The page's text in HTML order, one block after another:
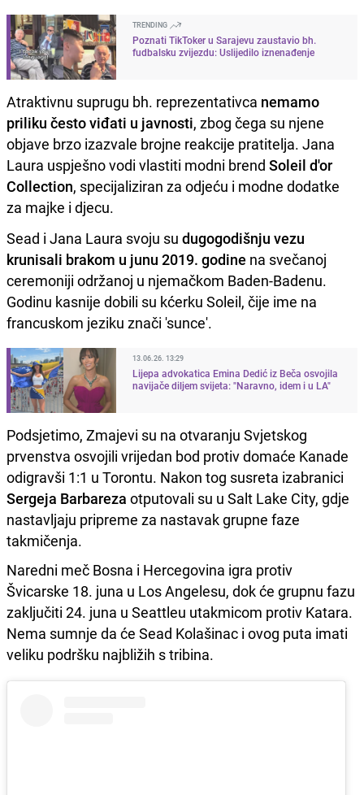
TRENDING
Poznati TikToker u Sarajevu zaustavio bh.
fudbalsku zvijezdu: Uslijedilo iznenađenje
Atraktivnu suprugu bh. reprezentativca nemamo
priliku često viđati u javnosti, zbog čega su njene
objave brzo izazvale brojne reakcije pratitelja. Jana
Laura uspješno vodi vlastiti modni brend Soleil d'or
Collection, specijaliziran za odjeću i modne dodatke
za majke i djecu.
Sead i Jana Laura svoju su dugogodišnju vezu
krunisali brakom u junu 2019. godine na svečanoj
ceremoniji održanoj u njemačkom Baden-Badenu.
Godinu kasnije dobili su kćerku Soleil, čije ime na
francuskom jeziku znači 'sunce'.
13.06.26. 13:29
Lijepa advokatica Emina Dedić iz Beča osvojila
navijače diljem svijeta: "Naravno, idem i u LA"
Podsjetimo, Zmajevi su na otvaranju Svjetskog
prvenstva osvojili vrijedan bod protiv domaće Kanade
odigravši 1:1 u Torontu. Nakon tog susreta izabranici
Sergeja Barbareza otputovali su u Salt Lake City, gdje
nastavljaju pripreme za nastavak grupne faze
takmičenja.
Naredni meč Bosna i Hercegovina igra protiv
Švicarske 18. juna u Los Angelesu, dok će grupnu fazu
zaključiti 24. juna u Seattleu utakmicom protiv Katara.
Nema sumnje da će Sead Kolašinac i ovog puta imati
veliku podršku najbližih s tribina.